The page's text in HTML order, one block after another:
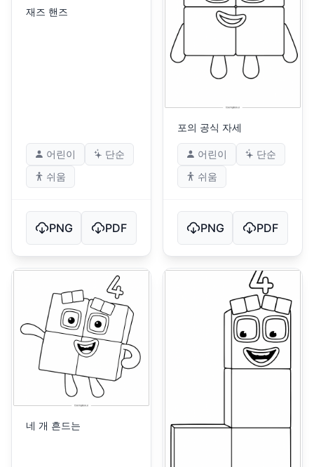
재즈 핸즈
어린이
단순
쉬움
PNG PDF
포의 공식 자세
어린이
단순
쉬움
PNG PDF
네 개 흔드는